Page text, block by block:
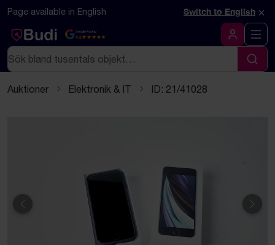
Hoppa till innehåll
Textbaserad (markdown) version av denna sida
Page available in English Switch to English ×
Google Rating
4.5
Logga in
Sök
Sök
Auktioner Elektronik & IT ID: 21/41028
Föregående